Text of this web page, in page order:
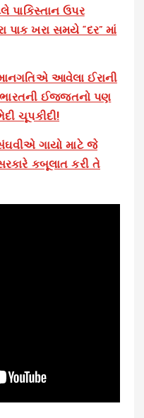
પાકિસ્તાન ઉપર
પાક ખરા સમયે “દર” માં
આવેલા ઈરાની
ઈજ્જતનો પણ
ચૂપકીદી!
ગાયો માટે જે
કબૂલાત કરી તે